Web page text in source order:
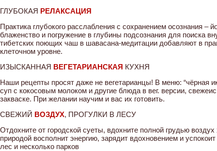
ГЛУБОКАЯ РЕЛАКСАЦИЯ
Практика глубокого расслабления с сохранением осознания –
блаженство и погружение в глубины подсознания для поиска
тибетских поющих чаш в шавасана-медитации добавляют в
клеточном уровне.
ИЗЫСКАННАЯ ВЕГЕТАРИАНСКАЯ КУХНЯ
Наши рецепты просят даже не вегетарианцы! В меню: “чёрная
суп с кокосовым молоком и другие блюда в вег. версии,
закваске. При желании научим и вас их готовить.
СВЕЖИЙ ВОЗДУХ, ПРОГУЛКИ В ЛЕСУ
Отдохните от городской суеты, вдохните полной грудью
природой восполнит энергию, зарядит вдохновением и
лес и несколько парков